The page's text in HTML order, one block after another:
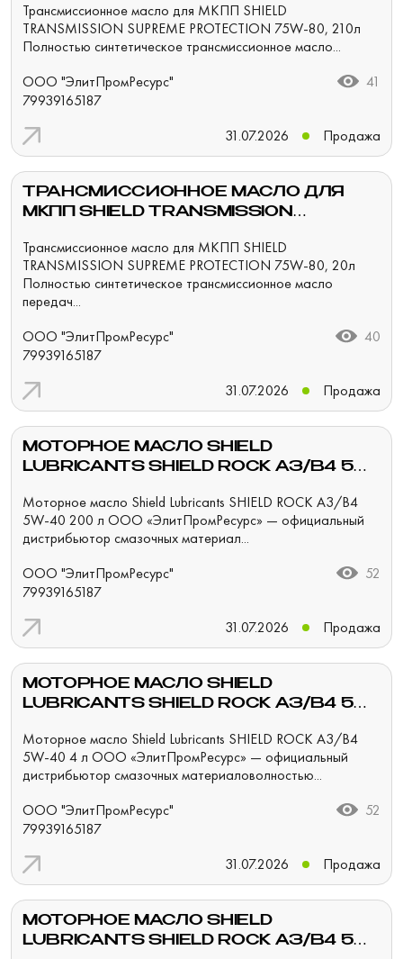
Трансмиссионное масло для МКПП SHIELD
TRANSMISSION SUPREME PROTECTION 75W-80, 210л
Полностью синтетическое трансмиссионное масло...
ООО "ЭлитПромРесурс"
79939165187
41
31.07.2026 Продажа
ТРАНСМИССИОННОЕ МАСЛО ДЛЯ
МКПП SHIELD TRANSMISSION
Трансмиссионное масло для МКПП SHIELD
TRANSMISSION SUPREME PROTECTION 75W-80, 20л
Полностью синтетическое трансмиссионное масло
передач...
ООО "ЭлитПромРесурс"
79939165187
40
31.07.2026 Продажа
МОТОРНОЕ МАСЛО SHIELD
LUBRICANTS SHIELD ROCK A3/B4 5W-
Моторное масло Shield Lubricants SHIELD ROCK A3/B4
5W-40 200 л ООО «ЭлитПромРесурс» — официальный
дистрибьютор смазочных материал...
ООО "ЭлитПромРесурс"
79939165187
52
31.07.2026 Продажа
МОТОРНОЕ МАСЛО SHIELD
LUBRICANTS SHIELD ROCK A3/B4 5W-
Моторное масло Shield Lubricants SHIELD ROCK A3/B4
5W-40 4 л ООО «ЭлитПромРесурс» — официальный
дистрибьютор смазочных материаловолностью...
ООО "ЭлитПромРесурс"
79939165187
52
31.07.2026 Продажа
МОТОРНОЕ МАСЛО SHIELD
LUBRICANTS SHIELD ROCK A3/B4 5W-